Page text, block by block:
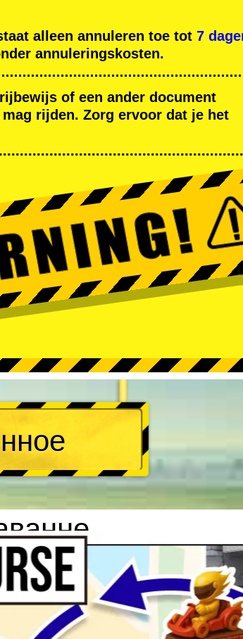
alleen annuleren toe tot 7
annuleringskosten.
of een ander document
rijden. Zorg ervoor dat je het